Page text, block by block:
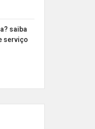
saiba
serviço